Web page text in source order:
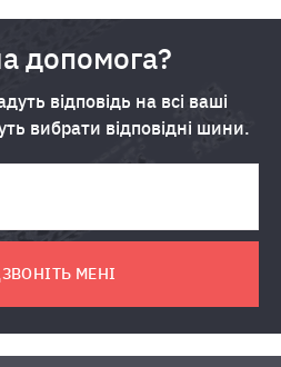
допомога?
відповідь на всі ваші
вибрати відповідні шини.
МЕНІ